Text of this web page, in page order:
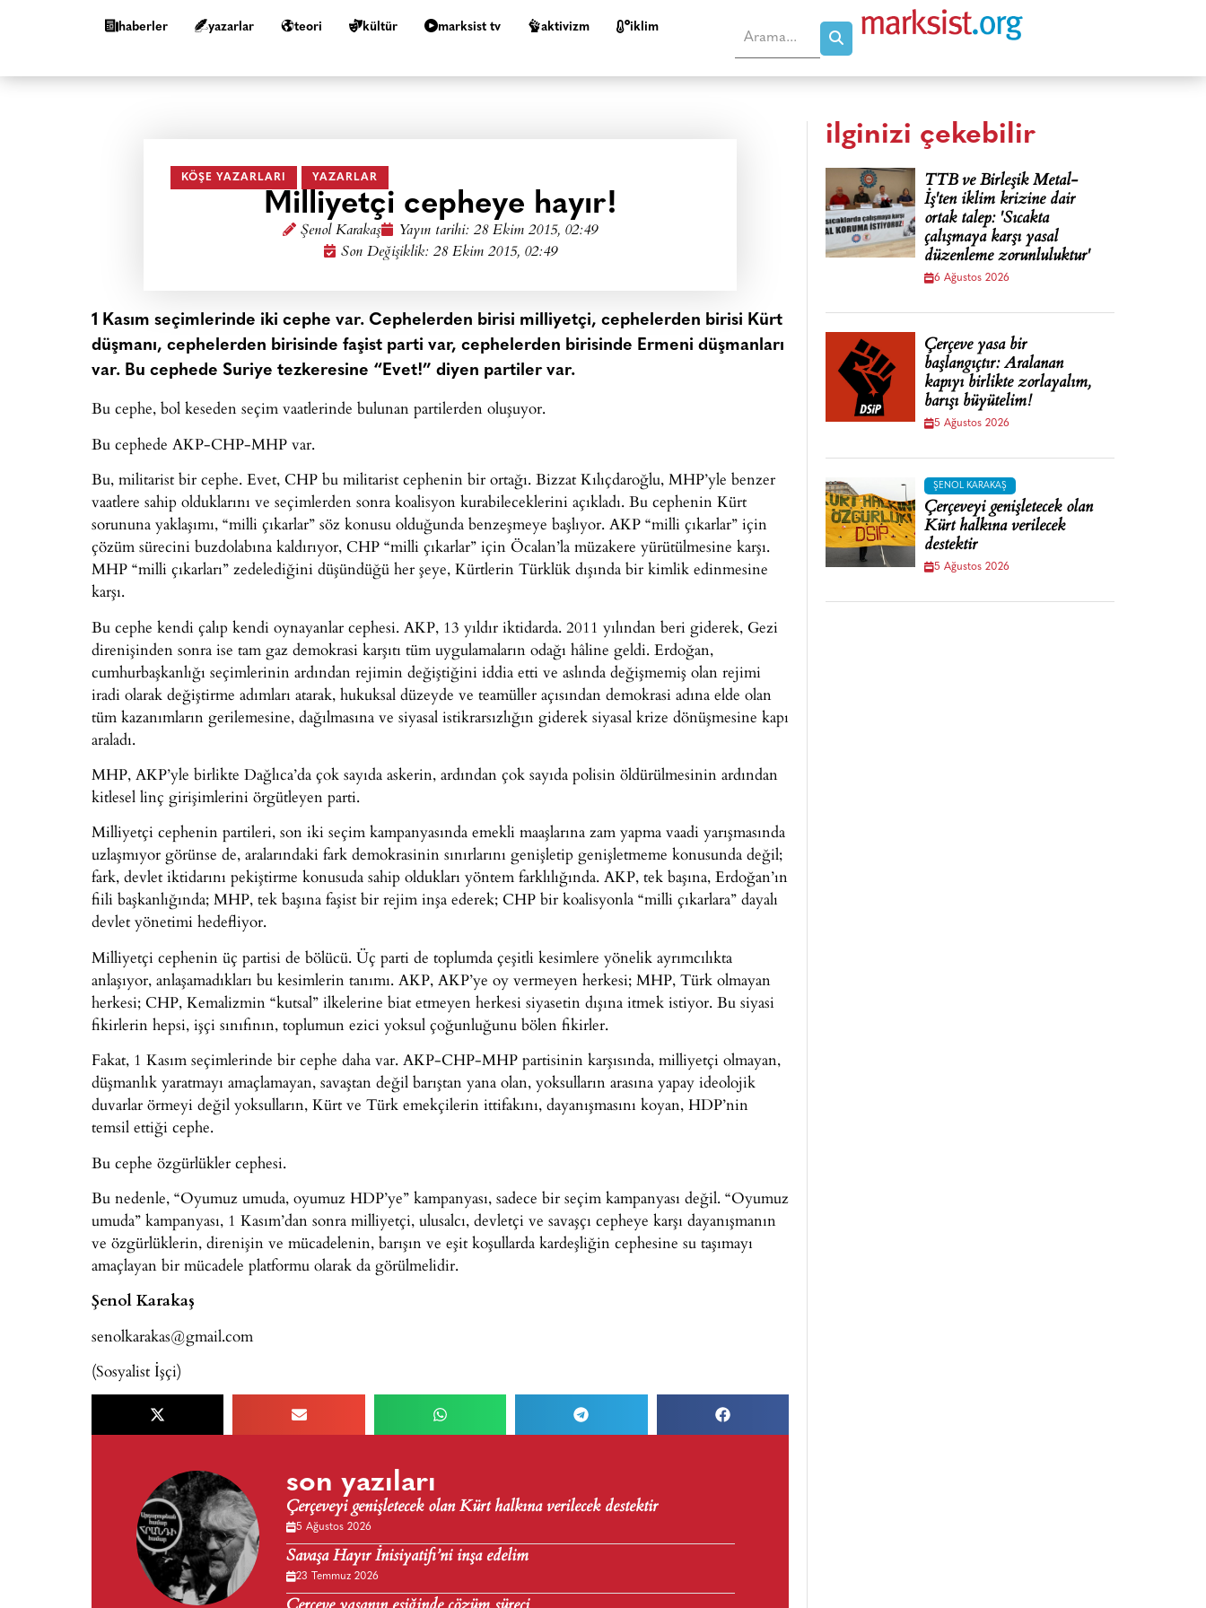
haberler yazarlar teori kültür marksist tv aktivizm i̇klim
KÖŞE YAZARLARI YAZARLAR
Milliyetçi cepheye hayır!
Şenol Karakaş Yayın tarihi: 28 Ekim 2015, 02:49
Son Değişiklik: 28 Ekim 2015, 02:49
1 Kasım seçimlerinde iki cephe var. Cephelerden birisi milliyetçi, cephelerden birisi Kürt
düşmanı, cephelerden birisinde faşist parti var, cephelerden birisinde Ermeni düşmanları
var. Bu cephede Suriye tezkeresine “Evet!” diyen partiler var.
Bu cephe, bol keseden seçim vaatlerinde bulunan partilerden oluşuyor.
Bu cephede AKP-CHP-MHP var.
Bu, militarist bir cephe. Evet, CHP bu militarist cephenin bir ortağı. Bizzat Kılıçdaroğlu, MHP’yle benzer
vaatlere sahip olduklarını ve seçimlerden sonra koalisyon kurabileceklerini açıkladı. Bu cephenin Kürt
sorununa yaklaşımı, “milli çıkarlar” söz konusu olduğunda benzeşmeye başlıyor. AKP “milli çıkarlar” için
çözüm sürecini buzdolabına kaldırıyor, CHP “milli çıkarlar” için Öcalan’la müzakere yürütülmesine karşı.
MHP “milli çıkarları” zedelediğini düşündüğü her şeye, Kürtlerin Türklük dışında bir kimlik edinmesine
karşı.
Bu cephe kendi çalıp kendi oynayanlar cephesi. AKP, 13 yıldır iktidarda. 2011 yılından beri giderek, Gezi
direnişinden sonra ise tam gaz demokrasi karşıtı tüm uygulamaların odağı hâline geldi. Erdoğan,
cumhurbaşkanlığı seçimlerinin ardından rejimin değiştiğini iddia etti ve aslında değişmemiş olan rejimi
iradi olarak değiştirme adımları atarak, hukuksal düzeyde ve teamüller açısından demokrasi adına elde olan
tüm kazanımların gerilemesine, dağılmasına ve siyasal istikrarsızlığın giderek siyasal krize dönüşmesine kapı
araladı.
MHP, AKP’yle birlikte Dağlıca’da çok sayıda askerin, ardından çok sayıda polisin öldürülmesinin ardından
kitlesel linç girişimlerini örgütleyen parti.
Milliyetçi cephenin partileri, son iki seçim kampanyasında emekli maaşlarına zam yapma vaadi yarışmasında
uzlaşmıyor görünse de, aralarındaki fark demokrasinin sınırlarını genişletip genişletmeme konusunda değil;
fark, devlet iktidarını pekiştirme konusuda sahip oldukları yöntem farklılığında. AKP, tek başına, Erdoğan’ın
fiili başkanlığında; MHP, tek başına faşist bir rejim inşa ederek; CHP bir koalisyonla “milli çıkarlara” dayalı
devlet yönetimi hedefliyor.
Milliyetçi cephenin üç partisi de bölücü. Üç parti de toplumda çeşitli kesimlere yönelik ayrımcılıkta
anlaşıyor, anlaşamadıkları bu kesimlerin tanımı. AKP, AKP’ye oy vermeyen herkesi; MHP, Türk olmayan
herkesi; CHP, Kemalizmin “kutsal” ilkelerine biat etmeyen herkesi siyasetin dışına itmek istiyor. Bu siyasi
fikirlerin hepsi, işçi sınıfının, toplumun ezici yoksul çoğunluğunu bölen fikirler.
Fakat, 1 Kasım seçimlerinde bir cephe daha var. AKP-CHP-MHP partisinin karşısında, milliyetçi olmayan,
düşmanlık yaratmayı amaçlamayan, savaştan değil barıştan yana olan, yoksulların arasına yapay ideolojik
duvarlar örmeyi değil yoksulların, Kürt ve Türk emekçilerin ittifakını, dayanışmasını koyan, HDP’nin
temsil ettiği cephe.
Bu cephe özgürlükler cephesi.
Bu nedenle, “Oyumuz umuda, oyumuz HDP’ye” kampanyası, sadece bir seçim kampanyası değil. “Oyumuz
umuda” kampanyası, 1 Kasım’dan sonra milliyetçi, ulusalcı, devletçi ve savaşçı cepheye karşı dayanışmanın
ve özgürlüklerin, direnişin ve mücadelenin, barışın ve eşit koşullarda kardeşliğin cephesine su taşımayı
amaçlayan bir mücadele platformu olarak da görülmelidir.
Şenol Karakaş
senolkarakas@gmail.com
(Sosyalist İşçi)
son yazıları
Çerçeveyi genişletecek olan Kürt halkına verilecek destektir
5 Ağustos 2026
Savaşa Hayır İnisiyatifi’ni inşa edelim
23 Temmuz 2026
ilginizi çekebilir
TTB ve Birleşik Metal-
İş'ten iklim krizine dair
ortak talep: 'Sıcakta
çalışmaya karşı yasal
düzenleme zorunluluktur'
6 Ağustos 2026
Çerçeve yasa bir
başlangıçtır: Aralanan
kapıyı birlikte zorlayalım,
barışı büyütelim!
5 Ağustos 2026
ŞENOL KARAKAŞ
Çerçeveyi genişletecek olan
Kürt halkına verilecek
destektir
5 Ağustos 2026